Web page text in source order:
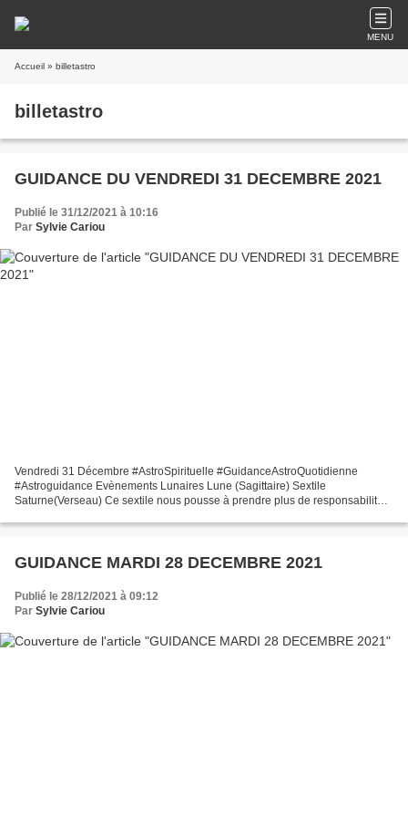
MENU
Accueil » billetastro
billetastro
GUIDANCE DU VENDREDI 31 DECEMBRE 2021
Publié le 31/12/2021 à 10:16
Par Sylvie Cariou
Vendredi 31 Décembre #AstroSpirituelle #GuidanceAstroQuotidienne
#Astroguidance Evènements Lunaires Lune (Sagittaire) Sextile
Saturne(Verseau) Ce sextile nous pousse à prendre plus de responsabilités
GUIDANCE MARDI 28 DECEMBRE 2021
Publié le 28/12/2021 à 09:12
Par Sylvie Cariou